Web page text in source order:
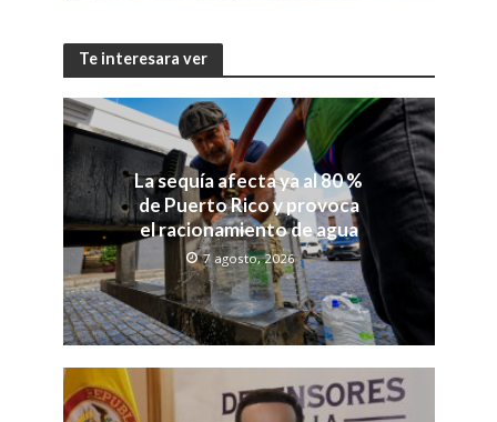
Te interesara ver
La sequía afecta ya al 80 %
de Puerto Rico y provoca
el racionamiento de agua
7 agosto, 2026